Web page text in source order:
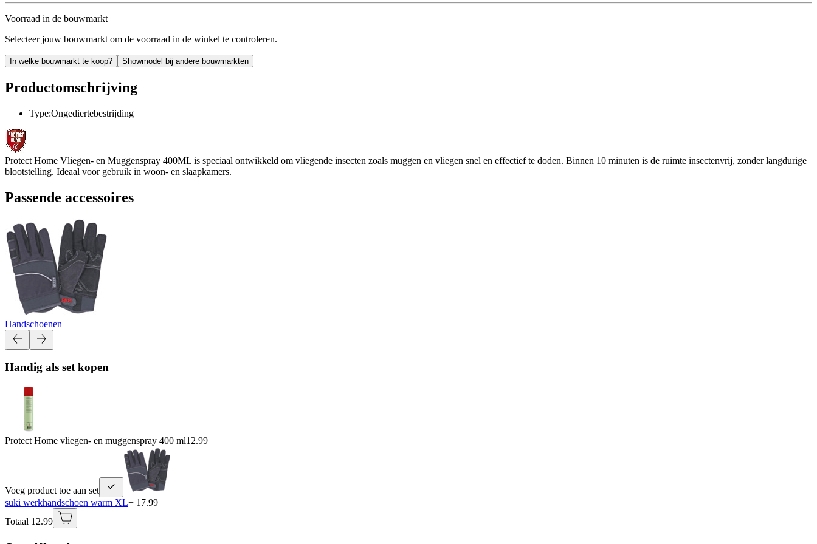
Voorraad in de bouwmarkt
Selecteer jouw bouwmarkt om de voorraad in de winkel te controleren.
In welke bouwmarkt te koop? Showmodel bij andere bouwmarkten
Productomschrijving
Type:Ongediertebestrijding
Protect Home Vliegen- en Muggenspray 400ML is speciaal ontwikkeld om vliegende insecten zoals muggen en vliegen snel en effectief te doden. Binnen 10 minuten is de ruimte insectenvrij, zonder langdurige
blootstelling. Ideaal voor gebruik in woon- en slaapkamers.
Passende accessoires
Handschoenen
Handig als set kopen
Protect Home vliegen- en muggenspray 400 ml12.99
Voeg product toe aan set
suki werkhandschoen warm XL+ 17.99
Totaal 12.99